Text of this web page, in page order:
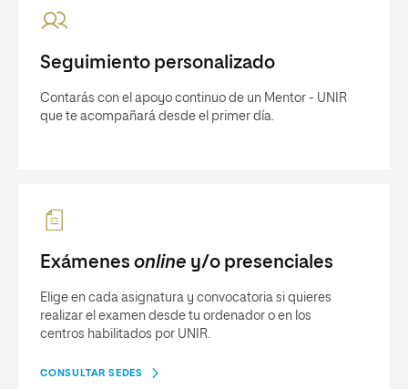
Seguimiento personalizado
Contarás con el apoyo continuo de un Mentor - UNIR
que te acompañará desde el primer día.
Exámenes online y/o presenciales
Elige en cada asignatura y convocatoria si quieres
realizar el examen desde tu ordenador o en los
centros habilitados por UNIR.
CONSULTAR SEDES